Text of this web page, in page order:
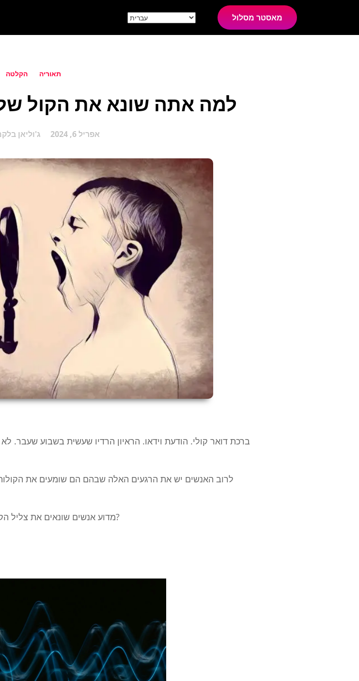
מאסטר מסלול
הקלטה תאוריה
למה אתה שונא את הקול
ג'וליאן אפריל 6, 2024
ברכת דואר קולי. הודעת וידאו. הראיון הרדיו שעשית בשבוע
לרוב האנשים יש את הרגעים האלה שבהם הם שומעים את
מדוע אנשים שונאים את צליל הקול המוקלט שלהם? ומה ניתן לעשות כדי לתקן את זה?